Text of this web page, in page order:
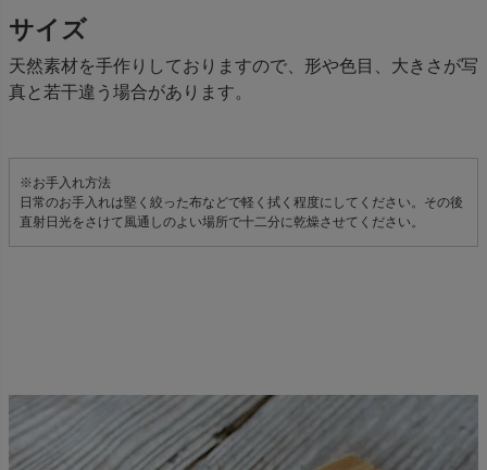
サイズ
天然素材を手作りしておりますので、形や色目、大きさが写
真と若干違う場合があります。
※お手入れ方法
日常のお手入れは堅く絞った布などで軽く拭く程度にしてください。その後
直射日光をさけて風通しのよい場所で十二分に乾燥させてください。